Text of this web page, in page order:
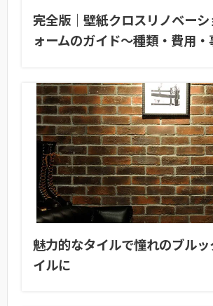
完全版｜壁紙クロスリノベー
ォームのガイド〜種類・費用
魅力的なタイルで憧れのブル
イルに